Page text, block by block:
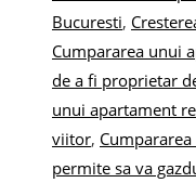
Bucuresti,
Cumpararea unui
de a fi proprietar
unui apartament
viitor,
permite sa va